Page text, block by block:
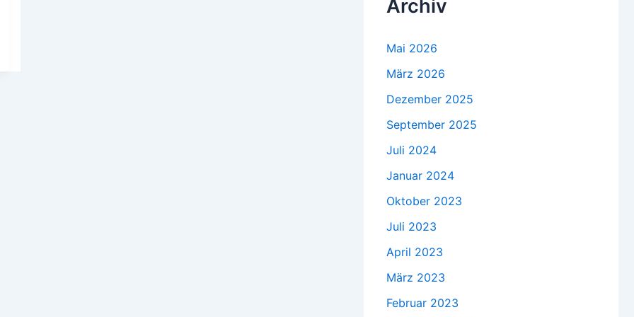
Archiv
Mai 2026
März 2026
Dezember 2025
September 2025
Juli 2024
Januar 2024
Oktober 2023
Juli 2023
April 2023
März 2023
Februar 2023